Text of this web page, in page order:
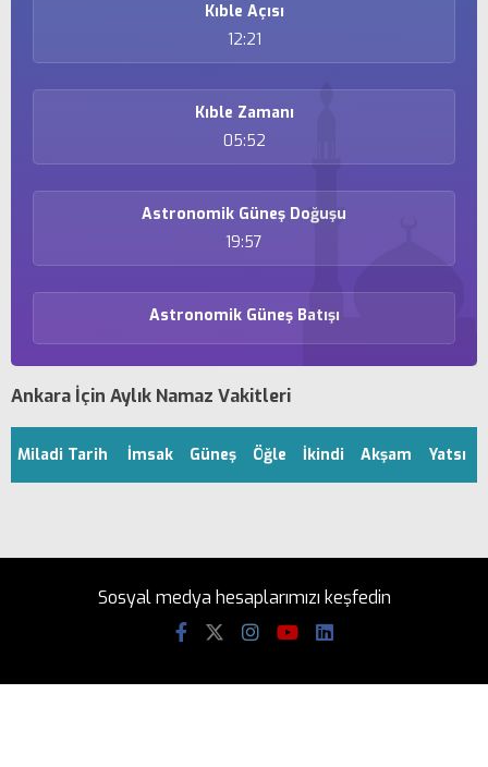
Ankara İçin Aylık Namaz Vakitleri
Miladi Tarih İmsak Güneş Öğle İkindi Akşam Yatsı
Kıble Açısı
12:21
Kıble Zamanı
05:52
Astronomik Güneş Doğuşu
19:57
Astronomik Güneş Batışı
Sosyal medya hesaplarımızı keşfedin